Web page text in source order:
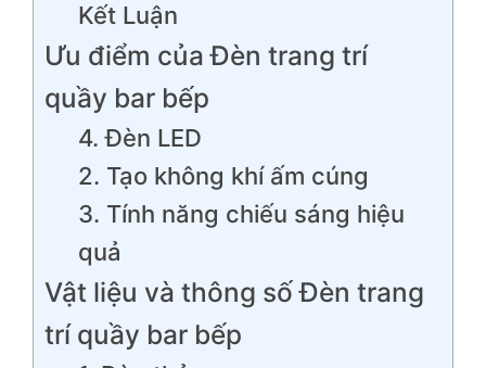
Kết Luận
Ưu điểm của Đèn trang trí
quầy bar bếp
4. Đèn LED
2. Tạo không khí ấm cúng
3. Tính năng chiếu sáng hiệu
quả
Vật liệu và thông số Đèn trang
trí quầy bar bếp